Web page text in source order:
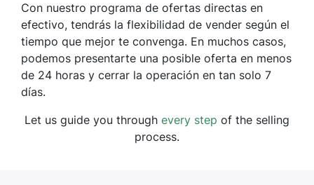
Con nuestro programa de ofertas directas en
efectivo, tendrás la flexibilidad de vender según el
tiempo que mejor te convenga. En muchos casos,
podemos presentarte una posible oferta en menos
de 24 horas y cerrar la operación en tan solo 7
días.
Let us guide you through every step of the selling
process.